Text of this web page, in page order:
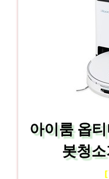
아이룸 옵
봇청
[